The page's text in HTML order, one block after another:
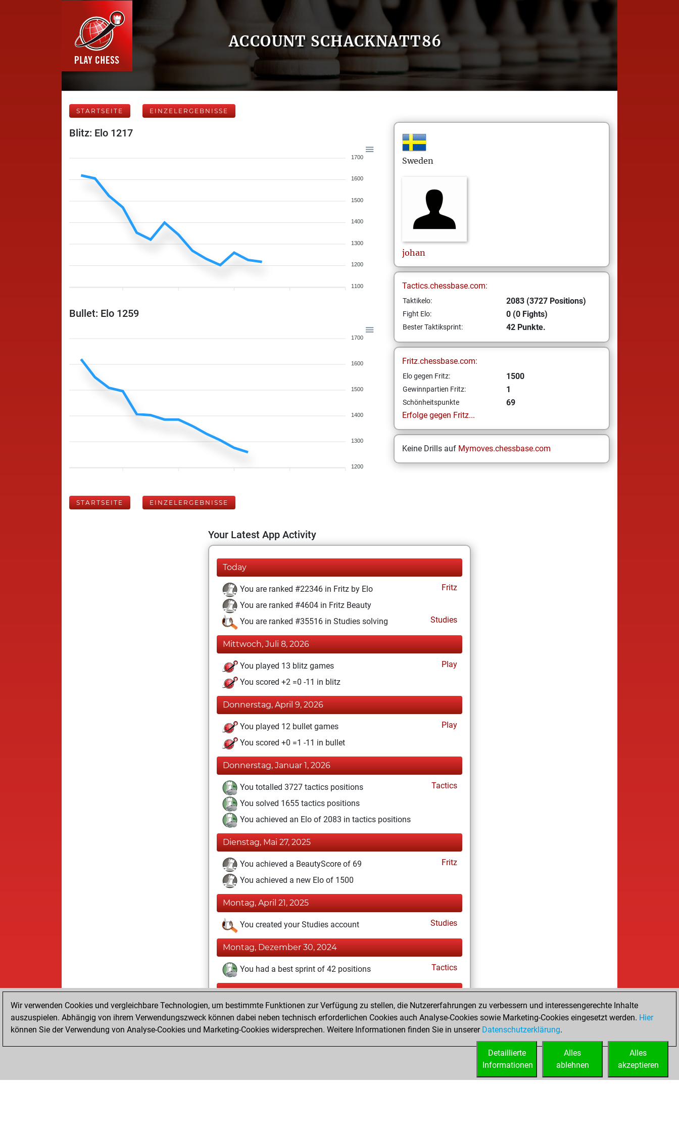
ACCOUNT SCHACKNATT86
STARTSEITE EINZELERGEBNISSE
Blitz: Elo 1217
1700
1600
1500
1400
1300
1200
1100
Bullet: Elo 1259
1700
1600
1500
1400
1300
1200
Sweden
johan
Tactics.chessbase.com:
Taktikelo: 2083 (3727 Positions)
Fight Elo: 0 (0 Fights)
Bester Taktiksprint: 42 Punkte.
Fritz.chessbase.com:
Elo gegen Fritz: 1500
Gewinnpartien Fritz: 1
Schönheitspunkte
69
Erfolge gegen Fritz...
Keine Drills auf Mymoves.chessbase.com
STARTSEITE EINZELERGEBNISSE
Your Latest App Activity
Today
You are ranked #22346 in Fritz by Elo
Fritz
You are ranked #4604 in Fritz Beauty
You are ranked #35516 in Studies solving
Studies
Mittwoch, Juli 8, 2026
You played 13 blitz games
Play
You scored +2 =0 -11 in blitz
Donnerstag, April 9, 2026
You played 12 bullet games
Play
You scored +0 =1 -11 in bullet
Donnerstag, Januar 1, 2026
You totalled 3727 tactics positions
Tactics
You solved 1655 tactics positions
You achieved an Elo of 2083 in tactics positions
Dienstag, Mai 27, 2025
You achieved a BeautyScore of 69
Fritz
You achieved a new Elo of 1500
Montag, April 21, 2025
You created your Studies account Studies
Montag, Dezember 30, 2024
You had a best sprint of 42 positions Tactics
Freitag, November 8, 2024
You won against Fritz
Fritz
You created your Fritz account
Wir verwenden Cookies und vergleichbare Technologien, um bestimmte Funktionen zur Verfügung zu stellen, die Nutzererfahrungen zu verbessern und interessengerechte Inhalte
auszuspielen. Abhängig von ihrem Verwendungszweck können dabei neben technisch erforderlichen Cookies auch Analyse-Cookies sowie Marketing-Cookies eingesetzt werden. Hier
können Sie der Verwendung von Analyse-Cookies und Marketing-Cookies widersprechen. Weitere Informationen finden Sie in unserer Datenschutzerklärung.
Alles
akzeptieren
Alles
ablehnen
Detaillierte
Informationen